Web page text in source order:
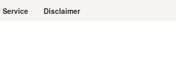
Service Disclaimer